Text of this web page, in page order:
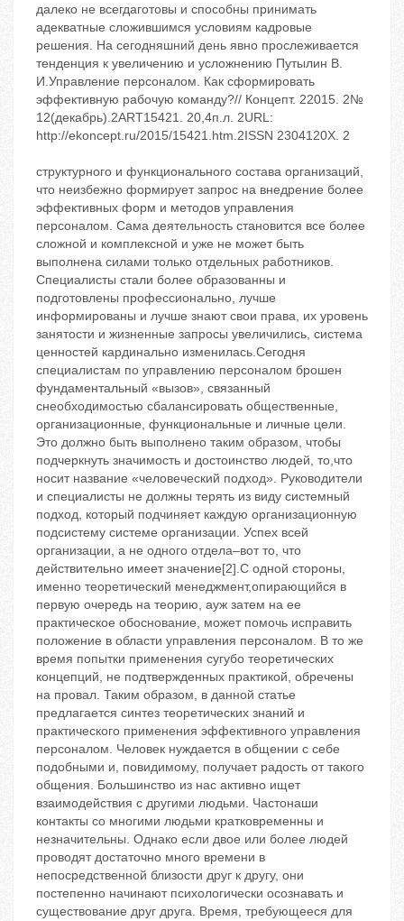
далеко не всегдаготовы и способны принимать
адекватные сложившимся условиям кадровые
решения. На сегодняшний день явно прослеживается
тенденция к увеличению и усложнению Путылин В.
И.Управление персоналом. Как сформировать
эффективную рабочую команду?// Концепт. 22015. 2№
12(декабрь).2ART15421. 20,4п.л. 2URL:
http://ekoncept.ru/2015/15421.htm.2ISSN 2304120X. 2
структурного и функционального состава организаций,
что неизбежно формирует запрос на внедрение более
эффективных форм и методов управления
персоналом. Сама деятельность становится все более
сложной и комплексной и уже не может быть
выполнена силами только отдельных работников.
Специалисты стали более образованны и
подготовлены профессионально, лучше
информированы и лучше знают свои права, их уровень
занятости и жизненные запросы увеличились, система
ценностей кардинально изменилась.Сегодня
специалистам по управлению персоналом брошен
фундаментальный «вызов», связанный
снеобходимостью сбалансировать общественные,
организационные, функциональные и личные цели.
Это должно быть выполнено таким образом, чтобы
подчеркнуть значимость и достоинство людей, то,что
носит название «человеческий подход». Руководители
и специалисты не должны терять из виду системный
подход, который подчиняет каждую организационную
подсистему системе организации. Успех всей
организации, а не одного отдела–вот то, что
действительно имеет значение[2].С одной стороны,
именно теоретический менеджмент,опирающийся в
первую очередь на теорию, ауж затем на ее
практическое обоснование, может помочь исправить
положение в области управления персоналом. В то же
время попытки применения сугубо теоретических
концепций, не подтвержденных практикой, обречены
на провал. Таким образом, в данной статье
предлагается синтез теоретических знаний и
практического применения эффективного управления
персоналом. Человек нуждается в общении с себе
подобными и, повидимому, получает радость от такого
общения. Большинство из нас активно ищет
взаимодействия с другими людьми. Частонаши
контакты со многими людьми кратковременны и
незначительны. Однако если двое или более людей
проводят достаточно много времени в
непосредственной близости друг к другу, они
постепенно начинают психологически осознавать и
существование друг друга. Время, требующееся для